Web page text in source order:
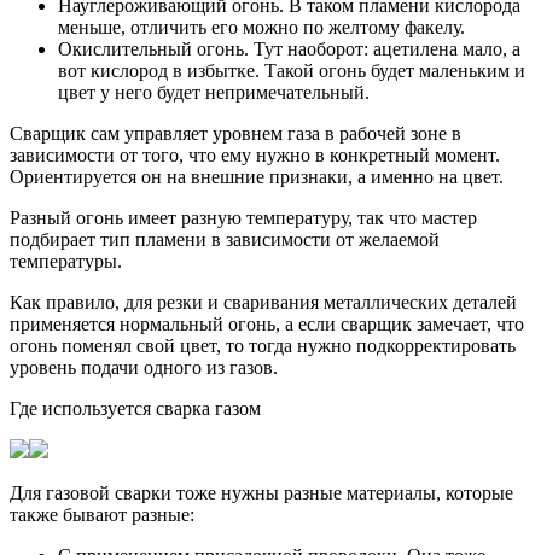
Науглероживающий огонь. В таком пламени кислорода
меньше, отличить его можно по желтому факелу.
Окислительный огонь. Тут наоборот: ацетилена мало, а
вот кислород в избытке. Такой огонь будет маленьким и
цвет у него будет непримечательный.
Сварщик сам управляет уровнем газа в рабочей зоне в
зависимости от того, что ему нужно в конкретный момент.
Ориентируется он на внешние признаки, а именно на цвет.
Разный огонь имеет разную температуру, так что мастер
подбирает тип пламени в зависимости от желаемой
температуры.
Как правило, для резки и сваривания металлических деталей
применяется нормальный огонь, а если сварщик замечает, что
огонь поменял свой цвет, то тогда нужно подкорректировать
уровень подачи одного из газов.
Где используется сварка газом
Для газовой сварки тоже нужны разные материалы, которые
также бывают разные: